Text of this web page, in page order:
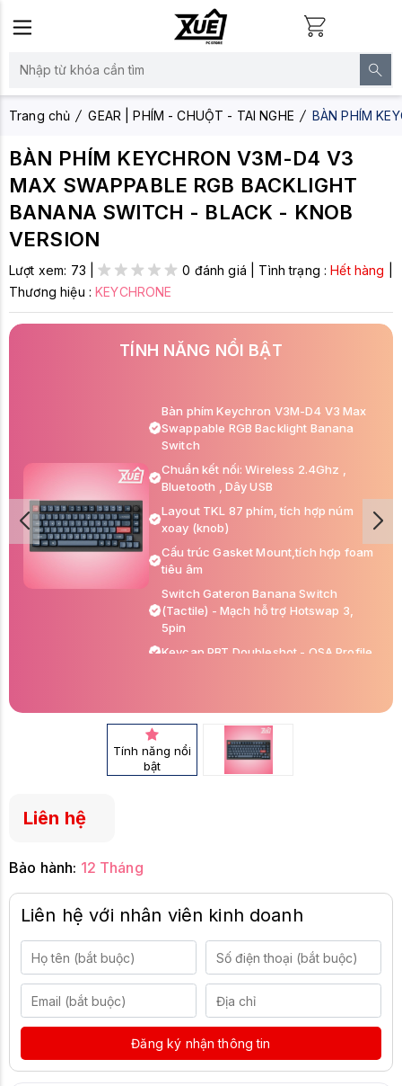
Trang chủ GEAR | PHÍM - CHUỘT - TAI NGHE BÀN PHÍM
BÀN PHÍM KEYCHRON V3M-D4 V3
MAX SWAPPABLE RGB BACKLIGHT
BANANA SWITCH - BLACK - KNOB
VERSION
Lượt xem: 73 | 0 đánh giá Tình trạng :Hết hàng
Thương hiệu :KEYCHRONE
TÍNH NĂNG NỔI BẬT
Bàn phím Keychron V3M-D4 V3 Max
Swappable RGB Backlight Banana
Switch
Chuẩn kết nối: Wireless 2.4Ghz ,
Bluetooth , Dây USB
Layout TKL 87 phím, tích hợp núm
xoay (knob)
Cấu trúc Gasket Mount,tích hợp foam
tiêu âm
Switch Gateron Banana Switch
(Tactile) - Mạch hỗ trợ Hotswap 3,
5pin
Keycap PBT Doubleshot - OSA Profile
Linux
Tùy chỉnh dễ dàng qua QMK, VIA và
launcher Web
Tính năng nổi
bật
Liên hệ
Bảo hành: 12 Tháng
Liên hệ với nhân viên kinh doanh
Đăng ký nhận thông tin